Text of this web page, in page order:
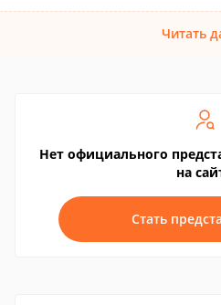
Читать
Нет официального
на
Стать